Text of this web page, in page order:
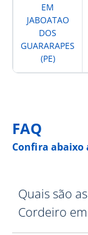
EM
JABOATAO
DOS
GUARARAPES
(PE)
FAQ
Confira abaixo
Quais são
Cordeiro em